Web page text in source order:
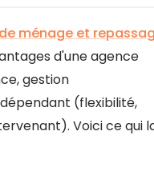
ménage et
d'une agence
gestion
(flexibilité,
Voici ce qui